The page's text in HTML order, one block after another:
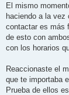
El mismo
haciendo a la vez
contactar es más
de esto con
con los horarios
Reaccionaste el
que te importaba
Prueba de ellos